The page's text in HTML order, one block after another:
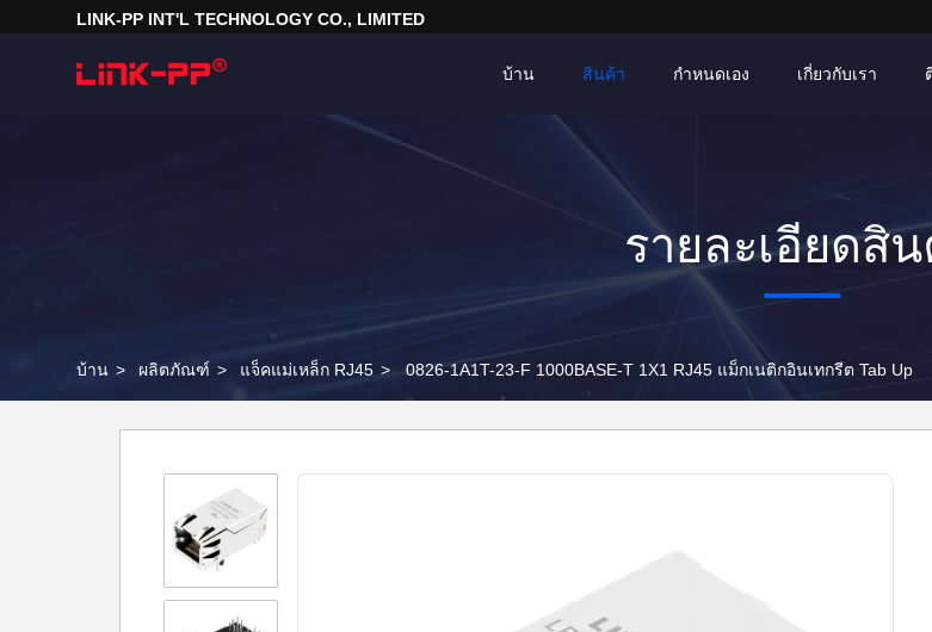
LINK-PP INT'L TECHNOLOGY CO., LIMITED
บ้าน สินค้า เกี่ยวกับเรา
กำหนดเอง
รายละเอียดสิ
บ้าน > ผลิตภัณฑ์ > แจ็คแม่เหล็ก RJ45 > 0826-1A1T-23-F 1000BASE-T 1X1 RJ45 แม็กเนติกอินเทกรีต Tab Up